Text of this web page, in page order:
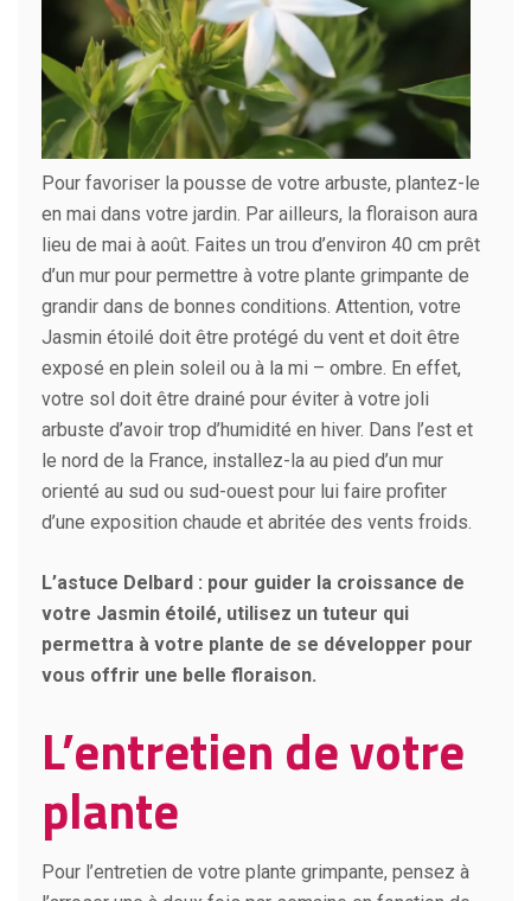
Pour favoriser la pousse de votre arbuste, plantez-le
en mai dans votre jardin. Par ailleurs, la floraison aura
lieu de mai à août. Faites un trou d’environ 40 cm prêt
d’un mur pour permettre à votre plante grimpante de
grandir dans de bonnes conditions. Attention, votre
Jasmin étoilé doit être protégé du vent et doit être
exposé en plein soleil ou à la mi – ombre. En effet,
votre sol doit être drainé pour éviter à votre joli
arbuste d’avoir trop d’humidité en hiver. Dans l’est et
le nord de la France, installez-la au pied d’un mur
orienté au sud ou sud-ouest pour lui faire profiter
d’une exposition chaude et abritée des vents froids.
L’astuce Delbard : pour guider la croissance de
votre Jasmin étoilé, utilisez un tuteur qui
permettra à votre plante de se développer pour
vous offrir une belle floraison.
L’entretien de votre
plante
Pour l’entretien de votre plante grimpante, pensez à